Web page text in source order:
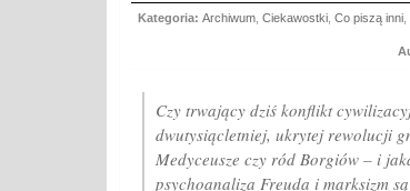
Kategoria: Archiwum Ciekawostki Co piszą inni
Czy trwający dziś konflikt
dwutysiącletniej, ukrytej rewolucji
Medyceusze czy ród Borgiów – i
psychoanaliza Freuda i marksizm